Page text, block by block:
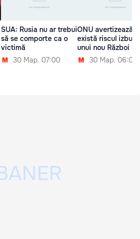
SUA: Rusia nu ar trebui
să se comporte ca o
victimă
30 Мар. 07:00
ONU avertizează
există riscul
unui nou Război
30 Мар. 06:00